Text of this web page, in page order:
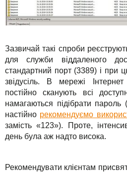
Зазвичай такі спроби
для служби віддаленого
стандартний порт (3389) і при
звідусіль. В мережі Інтернет
постійно сканують всі
намагаються підібрати
настійно рекомендуємо
замість «123»). Проте,
день була аж надто висока.
Рекомендувати клієнтам